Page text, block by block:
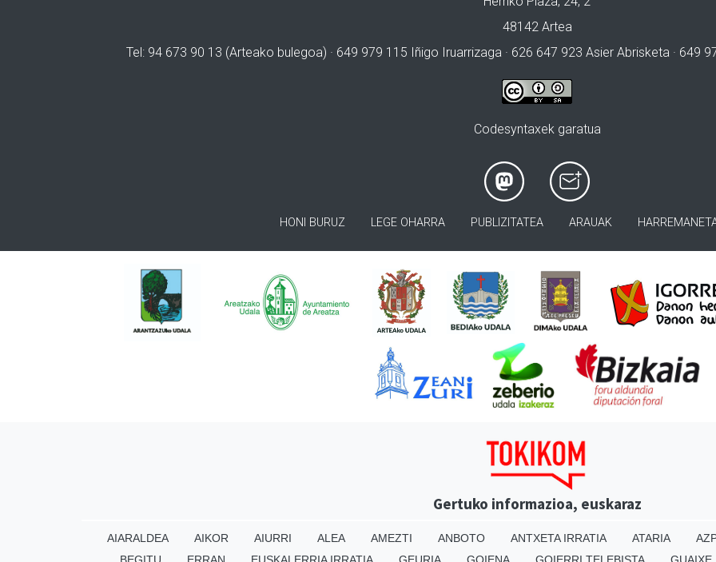
48142 Artea
Tel: 94 673 90 13 (Arteako bulegoa) · 649 979 115 Iñigo Iruarrizaga · 626 647 923 Asier Abrisketa · 649
Codesyntaxek garatua
HONI BURUZ LEGE OHARRA PUBLIZITATEA ARAUAK
Gertuko informazioa, euskaraz
AIARALDEA AIKOR AIURRI ALEA AMEZTI ANBOTO ANTXETA IRRATIA ATARIA